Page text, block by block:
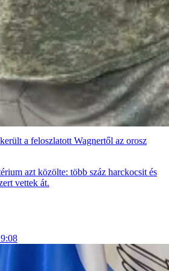
a feloszlatott Wagnertől az orosz
azt közölte: több száz harckocsit és
vettek át.